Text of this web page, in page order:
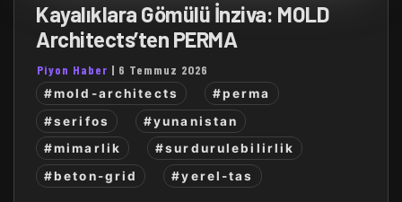
Kayalıklara Gömülü İnziva: MOLD
Architects’ten PERMA
Piyon Haber | 6 Temmuz 2026
#mold-architects
#perma
#serifos
#yunanistan
#mimarlik
#surdurulebilirlik
#beton-grid
#yerel-tas